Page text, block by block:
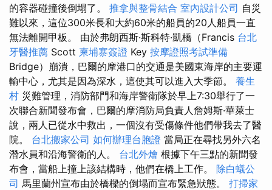
的容器碰撞後倒塌了。 推拿與整骨結合 室內設計公司 自災
難以來，這位300米長和大約60米的船員的20人船員一直
無法離開甲板。 由於弗朗西斯·斯科特·凱橋（Francis 台北
牙醫推薦 Scott 柬埔寨簽證 Key 按摩證照考試準備
Bridge）崩潰，巴爾的摩港口的交通是美國東海岸的主要運
輸中心，尤其是因為深水，這使其可以進入大季節。 養生
村 災難管理，消防部門和海岸警衛隊於早上7:30舉行了一
次聯合新聞發布會，巴爾的摩消防局負責人詹姆斯·華萊士
說，兩人已從水中救出，一個沒有受傷條件他們帶我去了醫
院。 台北搬家公司 如何辦理台胞證 當局正在尋找另外六名
潛水員和沿海警衛的人。 台北外燴 根據下午三點的新聞發
布會，當船上撞上該結構時，他們在橋上工作。 除白蟻公
司 馬里蘭州宣布由於橋樑的倒塌而宣布緊急狀態。 打掃家